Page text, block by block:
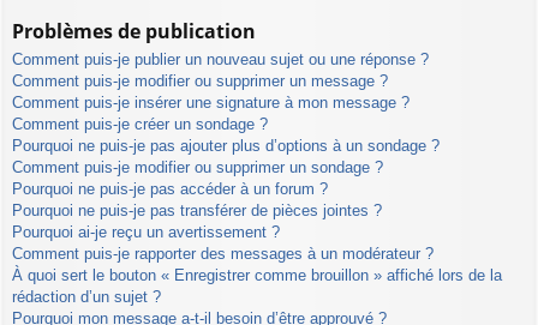
Problèmes de publication
Comment puis-je publier un nouveau sujet ou une réponse ?
Comment puis-je modifier ou supprimer un message ?
Comment puis-je insérer une signature à mon message ?
Comment puis-je créer un sondage ?
Pourquoi ne puis-je pas ajouter plus d’options à un sondage ?
Comment puis-je modifier ou supprimer un sondage ?
Pourquoi ne puis-je pas accéder à un forum ?
Pourquoi ne puis-je pas transférer de pièces jointes ?
Pourquoi ai-je reçu un avertissement ?
Comment puis-je rapporter des messages à un modérateur ?
À quoi sert le bouton « Enregistrer comme brouillon » affiché lors de la
rédaction d’un sujet ?
Pourquoi mon message a-t-il besoin d’être approuvé ?